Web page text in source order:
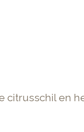
citrusschil en